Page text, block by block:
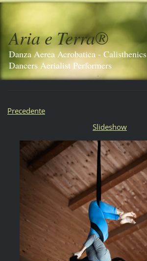
Aria e Terra®️
Danza Aerea Acrobatica - Calisthenics
Dancers Aerialist Performers
Precedente
Slideshow